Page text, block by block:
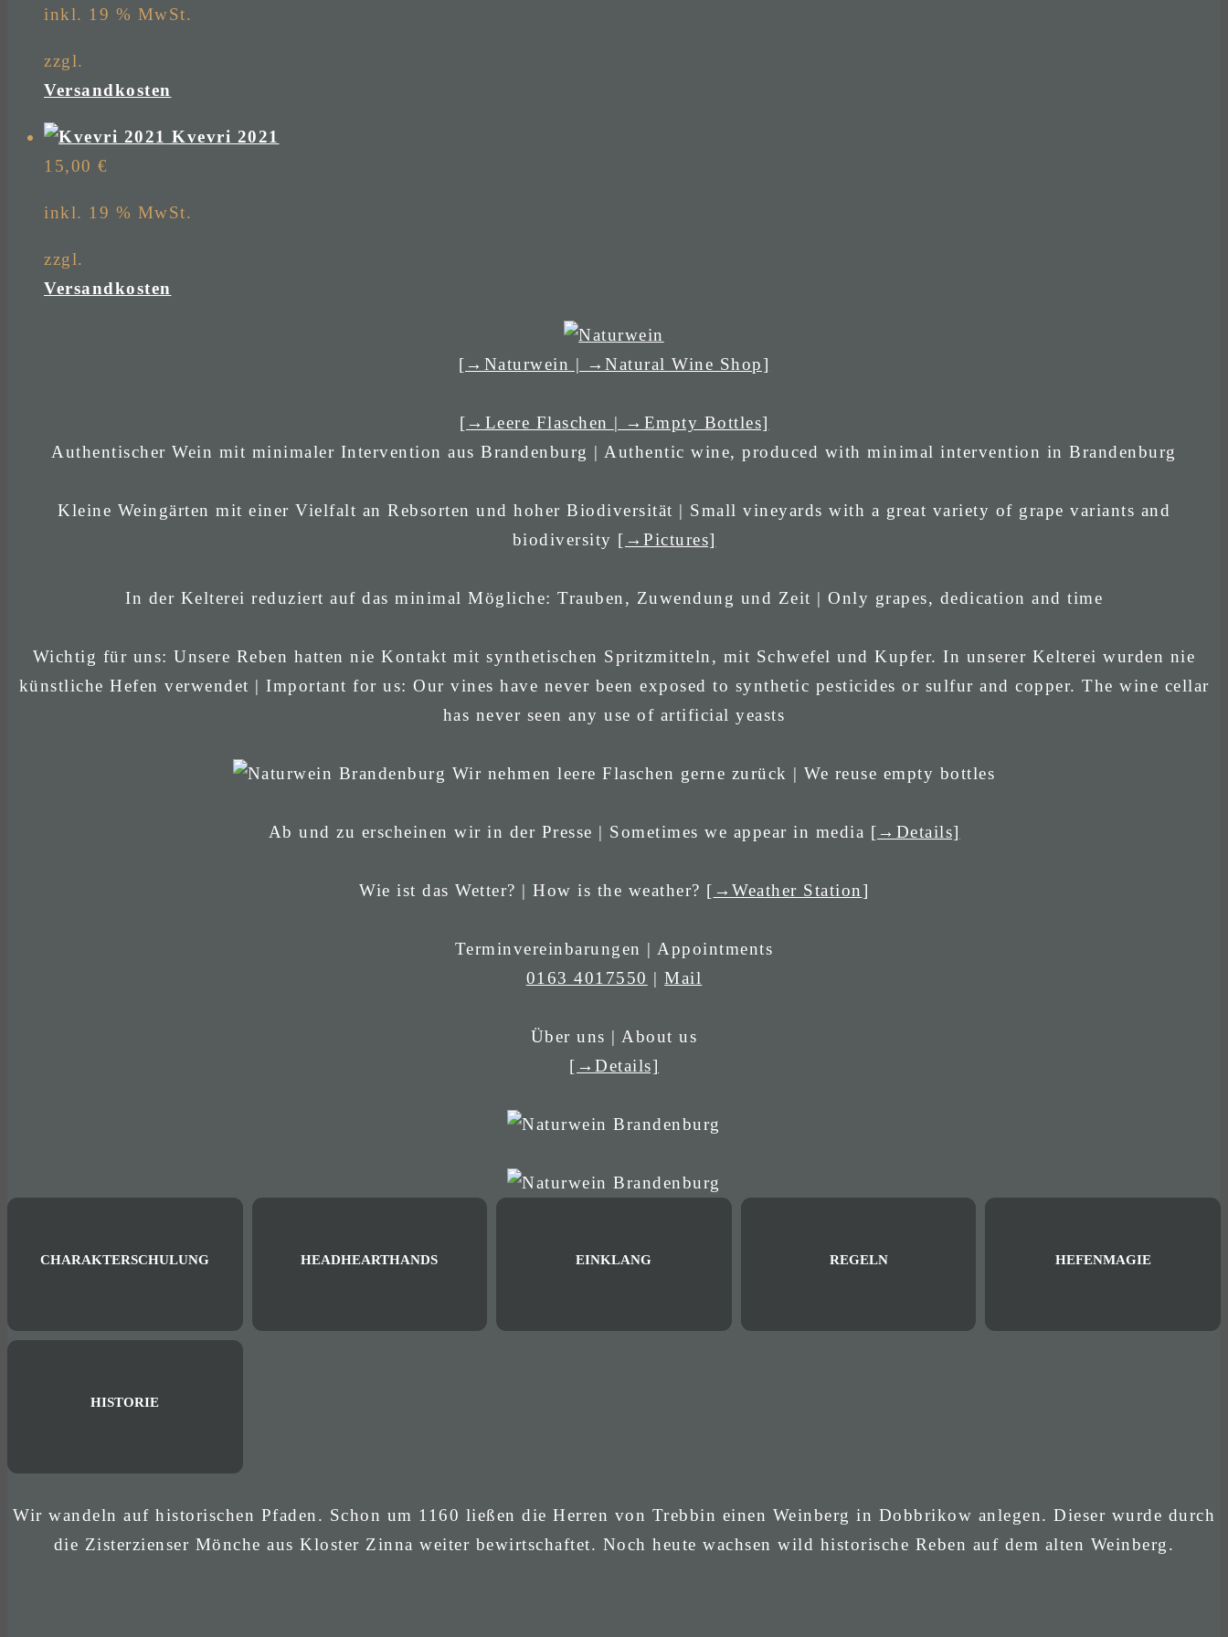
inkl. 19 % MwSt.
zzgl.
Versandkosten
Kvevri 2021
15,00 €
inkl. 19 % MwSt.
zzgl.
Versandkosten
[→Naturwein | →Natural Wine Shop]
[→Leere Flaschen | →Empty Bottles]
Authentischer Wein mit minimaler Intervention aus Brandenburg | Authentic wine, produced with minimal intervention in Brandenburg
Kleine Weingärten mit einer Vielfalt an Rebsorten und hoher Biodiversität | Small vineyards with a great variety of grape variants and
biodiversity [→Pictures]
In der Kelterei reduziert auf das minimal Mögliche: Trauben, Zuwendung und Zeit | Only grapes, dedication and time
Wichtig für uns: Unsere Reben hatten nie Kontakt mit synthetischen Spritzmitteln, mit Schwefel und Kupfer. In unserer Kelterei wurden nie
künstliche Hefen verwendet | Important for us: Our vines have never been exposed to synthetic pesticides or sulfur and copper. The wine cellar
has never seen any use of artificial yeasts
Wir nehmen leere Flaschen gerne zurück | We reuse empty bottles
Ab und zu erscheinen wir in der Presse | Sometimes we appear in media [→Details]
Wie ist das Wetter? | How is the weather? [ →Weather Station]
Terminvereinbarungen | Appointments
0163 4017550 |Mail
Über uns | About us
[→Details]
CHARAKTERSCHULUNG HEADHEARTHANDS EINKLANG REGELN HEFENMAGIE
HISTORIE
Wir wandeln auf historischen Pfaden. Schon um 1160 ließen die Herren von Trebbin einen Weinberg in Dobbrikow anlegen. Dieser wurde durch
die Zisterzienser Mönche aus Kloster Zinna weiter bewirtschaftet. Noch heute wachsen wild historische Reben auf dem alten Weinberg.